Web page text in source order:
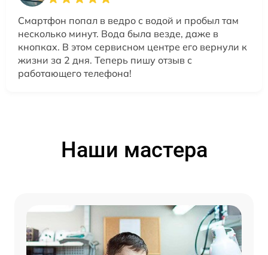
Смартфон попал в ведро с водой и пробыл там
несколько минут. Вода была везде, даже в
кнопках. В этом сервисном центре его вернули к
жизни за 2 дня. Теперь пишу отзыв с
работающего телефона!
Наши мастера